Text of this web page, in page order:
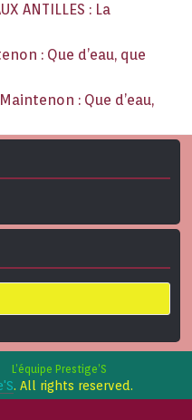
ANTILLES : La
: Que d’eau, que
: Que d’eau,
L’équipe Prestige’S
. All rights reserved.